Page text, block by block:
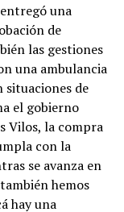
una
de
las gestiones
una ambulancia
situaciones de
el gobierno
Vilos, la compra
con la
se avanza en
hemos
hay una